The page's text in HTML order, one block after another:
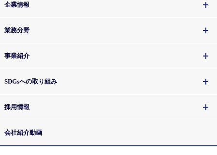
企業情報
業務分野
事業紹介
SDGsへの取り組み
採用情報
会社紹介動画